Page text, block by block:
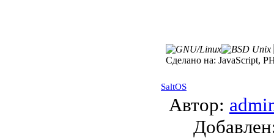
Сделано на: JavaScript,
SaltOS
Автор: